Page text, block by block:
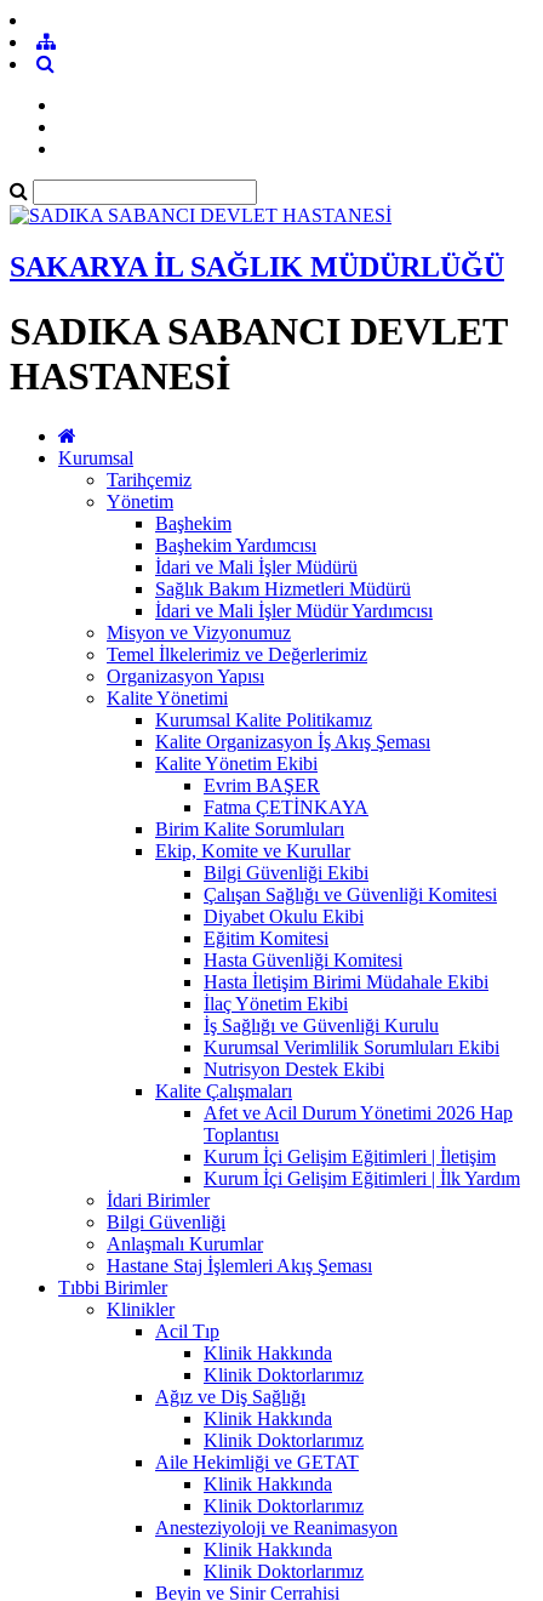
SAKARYA İL SAĞLIK MÜDÜRLÜĞÜ
SADIKA SABANCI DEVLET
HASTANESİ
Kurumsal
Tarihçemiz
Yönetim
Başhekim
Başhekim Yardımcısı
İdari ve Mali İşler Müdürü
Sağlık Bakım Hizmetleri Müdürü
İdari ve Mali İşler Müdür Yardımcısı
Misyon ve Vizyonumuz
Temel İlkelerimiz ve Değerlerimiz
Organizasyon Yapısı
Kalite Yönetimi
Kurumsal Kalite Politikamız
Kalite Organizasyon İş Akış Şeması
Kalite Yönetim Ekibi
Evrim BAŞER
Fatma ÇETİNKAYA
Birim Kalite Sorumluları
Ekip, Komite ve Kurullar
Bilgi Güvenliği Ekibi
Çalışan Sağlığı ve Güvenliği Komitesi
Diyabet Okulu Ekibi
Eğitim Komitesi
Hasta Güvenliği Komitesi
Hasta İletişim Birimi Müdahale Ekibi
İlaç Yönetim Ekibi
İş Sağlığı ve Güvenliği Kurulu
Kurumsal Verimlilik Sorumluları Ekibi
Nutrisyon Destek Ekibi
Kalite Çalışmaları
Afet ve Acil Durum Yönetimi 2026 Hap
Toplantısı
Kurum İçi Gelişim Eğitimleri | İletişim
Kurum İçi Gelişim Eğitimleri | İlk Yardım
İdari Birimler
Bilgi Güvenliği
Anlaşmalı Kurumlar
Hastane Staj İşlemleri Akış Şeması
Tıbbi Birimler
Klinikler
Acil Tıp
Klinik Hakkında
Klinik Doktorlarımız
Ağız ve Diş Sağlığı
Klinik Hakkında
Klinik Doktorlarımız
Aile Hekimliği ve GETAT
Klinik Hakkında
Klinik Doktorlarımız
Anesteziyoloji ve Reanimasyon
Klinik Hakkında
Klinik Doktorlarımız
Beyin ve Sinir Cerrahisi